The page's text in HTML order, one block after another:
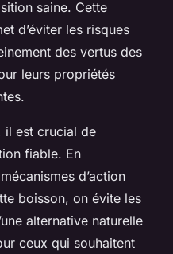
saine. Cette
d’éviter les risques
des vertus des
leurs propriétés
il est crucial de
fiable. En
d’action
boisson, on évite les
alternative naturelle
ceux qui souhaitent